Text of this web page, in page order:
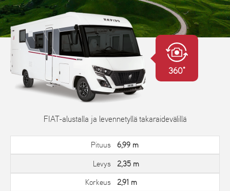
360°
FIAT-alustalla ja levennetyllä takaraidevälillä
Pituus 6,99 m
Levys 2,35 m
Korkeus 2,91 m